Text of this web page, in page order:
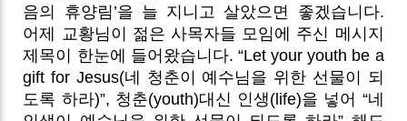
음의 휴양림’을 늘 지니고 살았으면 좋겠습니다.
어제 교황님이 젊은 사목자들 모임에 주신 메시지
제목이 한눈에 들어왔습니다. “Let your youth be a
gift for Jesus(네 청춘이 예수님을 위한 선물이 되
도록 하라)”, 청춘(youth)대신 인생(life)을 넣어 “네